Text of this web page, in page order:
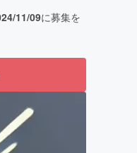
11/09に募集を